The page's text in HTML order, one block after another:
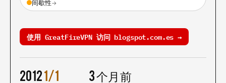
间歇性→
使用 GreatFireVPN 访问 blogspot.com.es →
20121/1 3 个月前